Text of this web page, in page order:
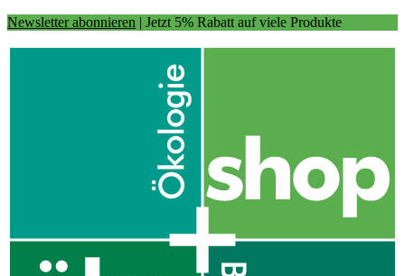
Newsletter abonnieren | Jetzt 5% Rabatt auf viele Produkte